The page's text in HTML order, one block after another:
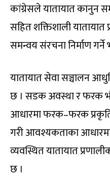
कांग्रेसले यातायात कानुन
सहित शक्तिशाली
समन्वय संरचना निर्माण
यातायात सेवा सञ्चालन
छ । सडक अवस्था र फरक
आधारमा फरक–फरक
गरी आवश्यकताका
व्यवस्थित यातायात
छ ।